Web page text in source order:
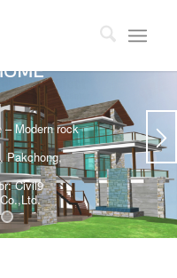
1 2 3 4 5